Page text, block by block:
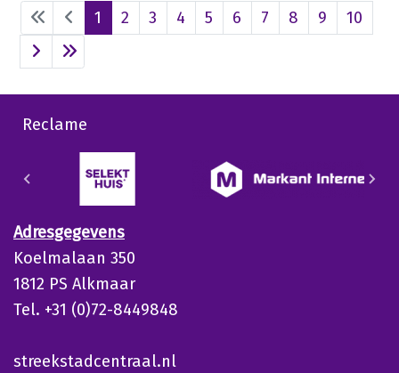
1 2 3 4 5 6 7 8 9 10
Reclame
Adresgegevens
Koelmalaan 350
1812 PS Alkmaar
Tel. +31 (0)72-8449848
streekstadcentraal.nl